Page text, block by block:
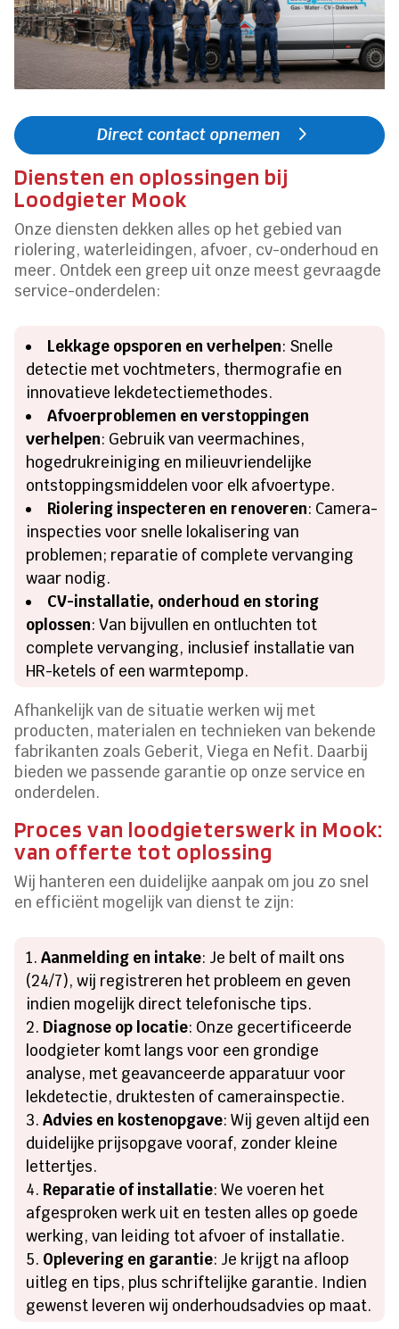
Direct contact opnemen
Diensten en oplossingen bij
Loodgieter Mook
Onze diensten dekken alles op het gebied van
riolering, waterleidingen, afvoer, cv-onderhoud en
meer. Ontdek een greep uit onze meest gevraagde
service-onderdelen:
Lekkage opsporen en verhelpen: Snelle
detectie met vochtmeters, thermografie en
innovatieve lekdetectiemethodes.
Afvoerproblemen en verstoppingen
verhelpen: Gebruik van veermachines,
hogedrukreiniging en milieuvriendelijke
ontstoppingsmiddelen voor elk afvoertype.
Riolering inspecteren en renoveren: Camera-
inspecties voor snelle lokalisering van
problemen; reparatie of complete vervanging
waar nodig.
CV-installatie, onderhoud en storing
oplossen: Van bijvullen en ontluchten tot
complete vervanging, inclusief installatie van
HR-ketels of een warmtepomp.
Afhankelijk van de situatie werken wij met
producten, materialen en technieken van bekende
fabrikanten zoals Geberit, Viega en Nefit. Daarbij
bieden we passende garantie op onze service en
onderdelen.
Proces van loodgieterswerk in Mook:
van offerte tot oplossing
Wij hanteren een duidelijke aanpak om jou zo snel
en efficiënt mogelijk van dienst te zijn:
Aanmelding en intake: Je belt of mailt ons
(24/7), wij registreren het probleem en geven
indien mogelijk direct telefonische tips.
Diagnose op locatie: Onze gecertificeerde
loodgieter komt langs voor een grondige
analyse, met geavanceerde apparatuur voor
lekdetectie, druktesten of camerainspectie.
Advies en kostenopgave: Wij geven altijd een
duidelijke prijsopgave vooraf, zonder kleine
lettertjes.
Reparatie of installatie: We voeren het
afgesproken werk uit en testen alles op goede
werking, van leiding tot afvoer of installatie.
Oplevering en garantie: Je krijgt na afloop
uitleg en tips, plus schriftelijke garantie. Indien
gewenst leveren wij onderhoudsadvies op maat.